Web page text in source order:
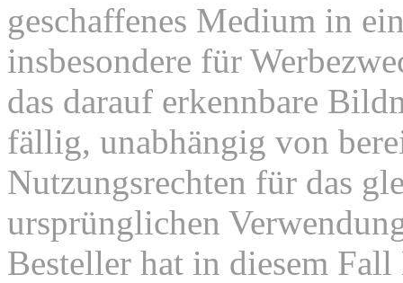
geschaffenes Medium in
insbesondere für
das darauf erkennbare
fällig, unabhängig von
Nutzungsrechten für das
ursprünglichen
Besteller hat in diesem